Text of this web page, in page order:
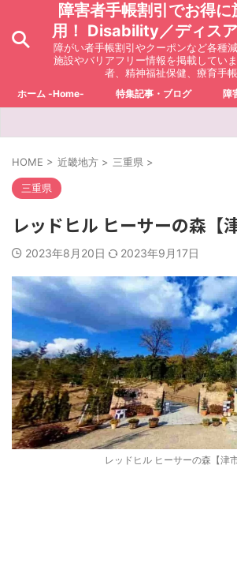
障害者手帳割引でお得に
用！ Disability／ディス
障がい者手帳割引やクーポンなど各種
施設やバリアフリー情報を掲載してい
者、精神福祉保健、療育手帳
ホーム -Home- 特集記事・ブログ 障
HOME > 近畿地方 > 三重県 >
三重県
レッドヒル ヒーサーの森【津
2023年8月20日 2023年9月17日
レッドヒル ヒーサーの森【津市